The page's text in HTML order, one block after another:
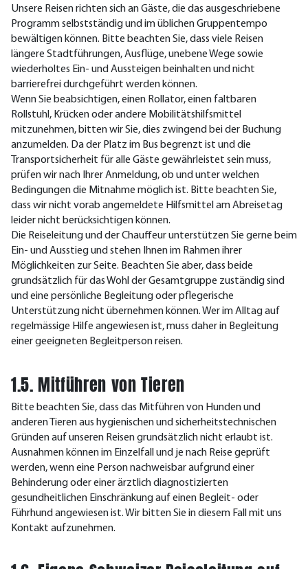
Unsere Reisen richten sich an Gäste, die das ausgeschriebene
Programm selbstständig und im üblichen Gruppentempo
bewältigen können. Bitte beachten Sie, dass viele Reisen
längere Stadtführungen, Ausflüge, unebene Wege sowie
wiederholtes Ein- und Aussteigen beinhalten und nicht
barrierefrei durchgeführt werden können.
Wenn Sie beabsichtigen, einen Rollator, einen faltbaren
Rollstuhl, Krücken oder andere Mobilitätshilfsmittel
mitzunehmen, bitten wir Sie, dies zwingend bei der Buchung
anzumelden. Da der Platz im Bus begrenzt ist und die
Transportsicherheit für alle Gäste gewährleistet sein muss,
prüfen wir nach Ihrer Anmeldung, ob und unter welchen
Bedingungen die Mitnahme möglich ist. Bitte beachten Sie,
dass wir nicht vorab angemeldete Hilfsmittel am Abreisetag
leider nicht berücksichtigen können.
Die Reiseleitung und der Chauffeur unterstützen Sie gerne beim
Ein- und Ausstieg und stehen Ihnen im Rahmen ihrer
Möglichkeiten zur Seite. Beachten Sie aber, dass beide
grundsätzlich für das Wohl der Gesamtgruppe zuständig sind
und eine persönliche Begleitung oder pflegerische
Unterstützung nicht übernehmen können. Wer im Alltag auf
regelmässige Hilfe angewiesen ist, muss daher in Begleitung
einer geeigneten Begleitperson reisen.
1.5. Mitführen von Tieren
Bitte beachten Sie, dass das Mitführen von Hunden und
anderen Tieren aus hygienischen und sicherheitstechnischen
Gründen auf unseren Reisen grundsätzlich nicht erlaubt ist.
Ausnahmen können im Einzelfall und je nach Reise geprüft
werden, wenn eine Person nachweisbar aufgrund einer
Behinderung oder einer ärztlich diagnostizierten
gesundheitlichen Einschränkung auf einen Begleit- oder
Führhund angewiesen ist. Wir bitten Sie in diesem Fall mit uns
Kontakt aufzunehmen.